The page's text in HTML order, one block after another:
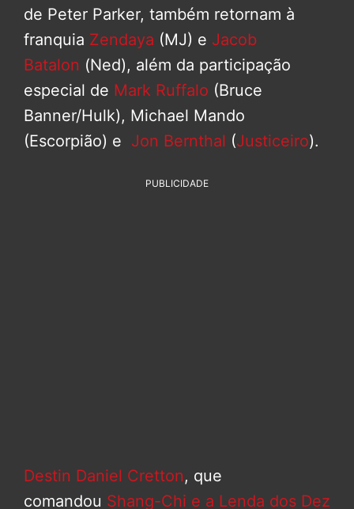
de Peter Parker, também retornam à
franquia Zendaya (MJ) e Jacob
Batalon (Ned), além da participação
especial de Mark Ruffalo (Bruce
Banner/Hulk), Michael Mando
(Escorpião) e Jon Bernthal (Justiceiro).
PUBLICIDADE
Destin Daniel Cretton, que
comandou Shang-Chi e a Lenda dos Dez